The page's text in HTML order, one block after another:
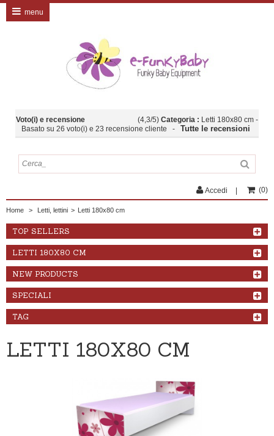
Voto(i) e recensione (4,3/5) Categoria : Letti 180x80 cm -
Basato su 26 voto(i) e 23 recensione cliente - Tutte le recensioni
menu
Accedi (0)
Home > Letti, lettini > Letti 180x80 cm
TOP SELLERS
LETTI 180X80 CM
NEW PRODUCTS
SPECIALI
TAG
LETTI 180X80 CM